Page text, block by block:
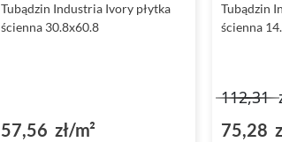
Tubądzin Industria Ivory płytka
ścienna 30.8x60.8
57,56 zł/m²
Tubądzin
ścienna
112,31
75,28